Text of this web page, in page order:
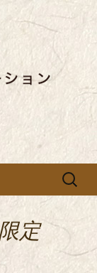
る蕎麦
」を運
・コーポ
蕎麦のお
の「株式
」の新着
24時間営
す。季節
検
定